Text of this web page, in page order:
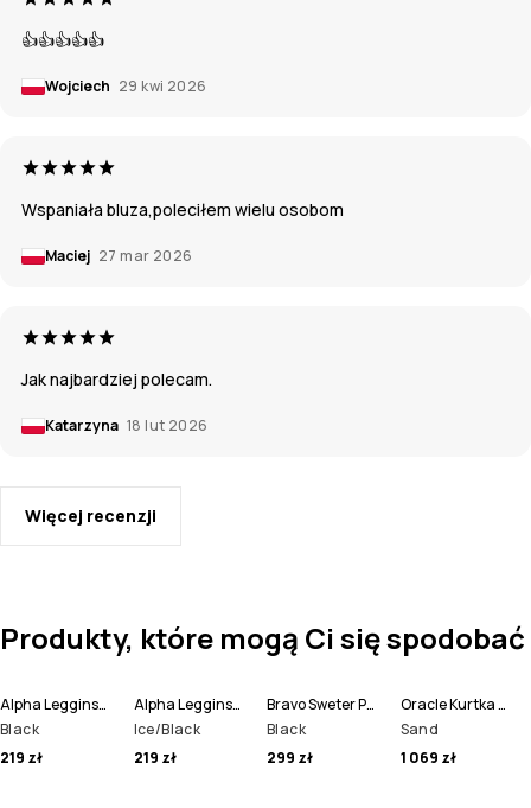
👍👍👍👍👍
Wojciech 29 kwi 2026
Wspaniała bluza,poleciłem wielu osobom
Maciej 27 mar 2026
Jak najbardziej polecam.
Katarzyna 18 lut 2026
Więcej recenzji
Produkty, które mogą Ci się spodobać
Alpha Legginsy Termoaktywne Mężczyźni
Black
219 zł
Alpha Legginsy Termoaktywne Mężczyźni
Ice/Black
219 zł
Bravo Sweter Polarowy Mężczyźni
Black
299 zł
Oracle Kurtka Narciarska Mężczyźni
Sand
1 069 zł